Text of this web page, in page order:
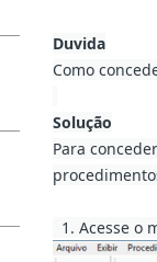
Duvida
Como
Solução
Para
1. Acesse o